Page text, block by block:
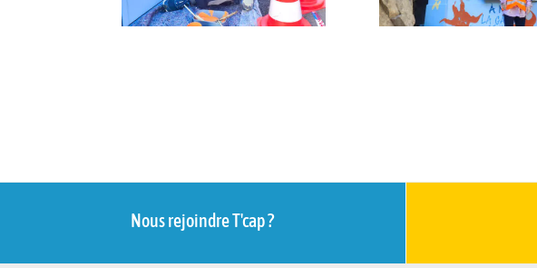
Nous rejoindre T'cap ?